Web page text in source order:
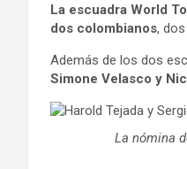
La escuadra World
dos colombianos,
Además de los dos
Simone Velasco y
La nómina